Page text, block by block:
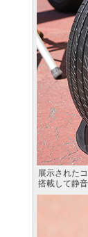
展示された
搭載して静